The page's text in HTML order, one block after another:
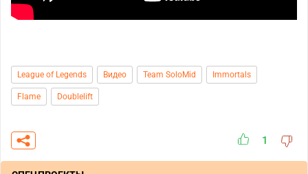
League of Legends Видео Team SoloMid Immortals
Flame Doublelift
1